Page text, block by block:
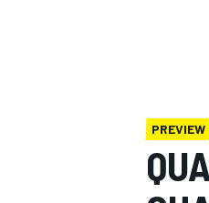
MOTOGP
PREVIEW